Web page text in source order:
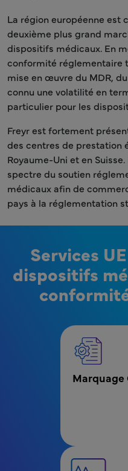
La région européenne est
deuxième plus grand
dispositifs médicaux. En
conformité réglementaire
mise en œuvre du MDR,
connu une volatilité en
particulier pour les
Freyr est fortement
des centres de prestation
Royaume-Uni et en
spectre du soutien
médicaux afin de
pays à la réglementation
Services
dispositifs
Enregistrement des
Marquage